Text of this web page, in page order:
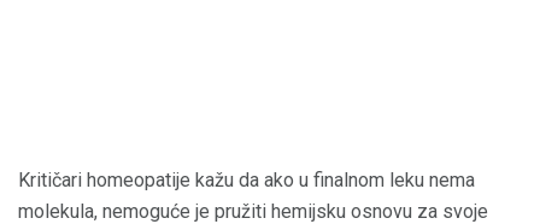
Kritičari homeopatije kažu da ako u finalnom leku nema
molekula, nemoguće je pružiti hemijsku osnovu za svoje